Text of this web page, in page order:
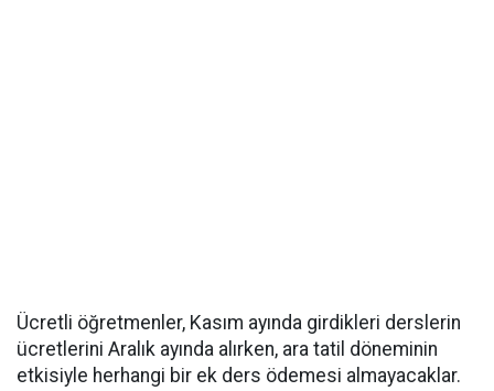
Ücretli öğretmenler, Kasım ayında girdikleri derslerin
ücretlerini Aralık ayında alırken, ara tatil döneminin
etkisiyle herhangi bir ek ders ödemesi almayacaklar.